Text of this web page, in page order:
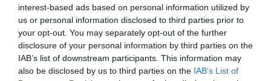
interest-based ads based on personal information utilized by
us or personal information disclosed to third parties prior to
your opt-out. You may separately opt-out of the further
disclosure of your personal information by third parties on the
IAB’s list of downstream participants. This information may
also be disclosed by us to third parties on the IAB’s List of